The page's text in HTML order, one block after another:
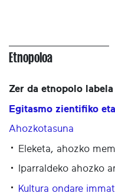
Etnopoloa
Zer da etnopolo labela
Egitasmo zientifiko
Ahozkotasuna
Eleketa, ahozko
Iparraldeko ahozko
Kultura ondare